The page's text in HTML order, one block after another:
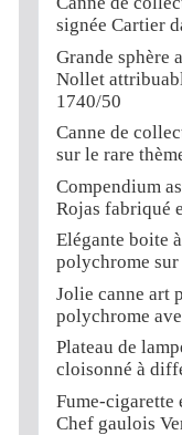
signée Cartier
Grande sphère
Nollet
1740/50
Canne de
sur le rare
Compendium
Rojas fabriqué
Elégante boite
polychrome sur
Jolie canne art
polychrome
Plateau de
cloisonné à
Fume-cigarette
Chef gaulois